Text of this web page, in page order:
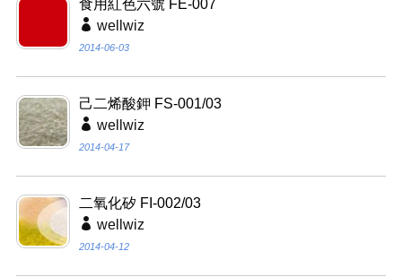
食用紅色六號 FE-007
wellwiz
2014-06-03
己二烯酸鉀 FS-001/03
wellwiz
2014-04-17
二氧化矽 FI-002/03
wellwiz
2014-04-12